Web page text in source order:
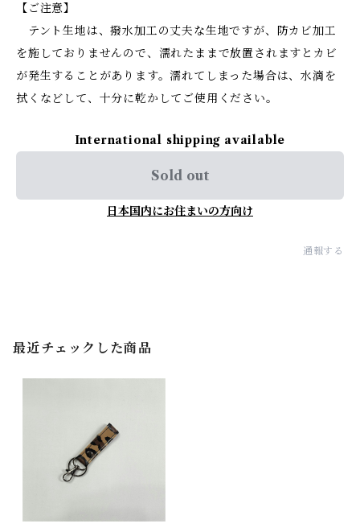
【ご注意】
テント生地は、撥水加工の丈夫な生地ですが、防カビ加工
を施しておりませんので、濡れたままで放置されますとカビ
が発生することがあります。濡れてしまった場合は、水滴を
拭くなどして、十分に乾かしてご使用ください。
International shipping available
Sold out
日本国内にお住まいの方向け
通報する
最近チェックした商品